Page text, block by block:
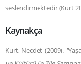
seslendirmektedir (Kurt
Kaynakça
Kurt, Necdet (2009)."